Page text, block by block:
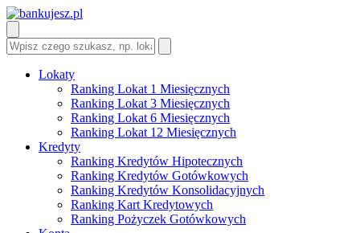
Lokaty
Ranking Lokat 1 Miesięcznych
Ranking Lokat 3 Miesięcznych
Ranking Lokat 6 Miesięcznych
Ranking Lokat 12 Miesięcznych
Kredyty
Ranking Kredytów Hipotecznych
Ranking Kredytów Gotówkowych
Ranking Kredytów Konsolidacyjnych
Ranking Kart Kredytowych
Ranking Pożyczek Gotówkowych